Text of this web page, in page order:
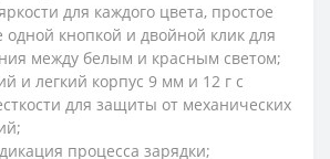
для каждого цвета, простое
одной кнопкой и двойной клик для
между белым и красным светом;
и легкий корпус 9 мм и 12 г с
для защиты от механических
процесса зарядки;